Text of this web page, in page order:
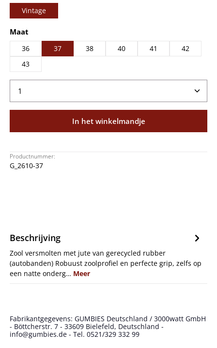
Vintage
Selecteer
Maat
36 37 38 40 41
42
43
Producthoeveelheid: Voer de gewenste
In het winkelmandje
Productnummer:
G_2610-37
Beschrijving
Zool versmolten met jute van gerecycled rubber
(autobanden) Robuust zoolprofiel en perfecte grip, zelfs op
een natte onderg… Meer
Fabrikantgegevens: GUMBIES Deutschland / 3000watt GmbH
- Böttcherstr. 7 - 33609 Bielefeld, Deutschland -
info@gumbies.de - Tel. 0521/329 332 99